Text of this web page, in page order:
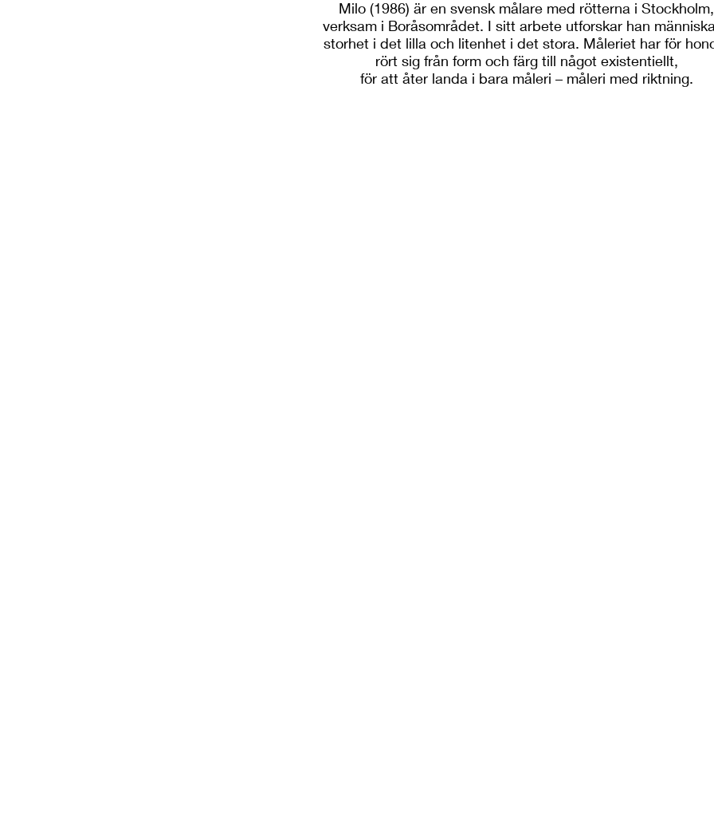
Milo (1986) är en svensk målare med rötterna i Stockholm,
verksam i Boråsområdet. I sitt arbete utforskar han
storhet i det lilla och litenhet i det stora. Måleriet har för
rört sig från form och färg till något existentiellt,
för att åter landa i bara måleri – måleri med riktning.